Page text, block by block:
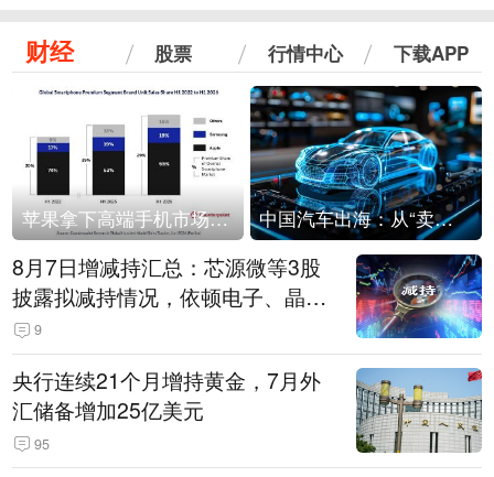
财经 股票 行情中心 下载APP
苹果拿下高端手机市场65%的份额：iPhone 17系列功不可没 中国汽车出海：从“卖出去”到“走进去”
8月7日增减持汇总：芯源微等3股
披露拟减持情况，依顿电子、晶华
微拟增持（表）
9
央行连续21个月增持黄金，7月外
汇储备增加25亿美元
95